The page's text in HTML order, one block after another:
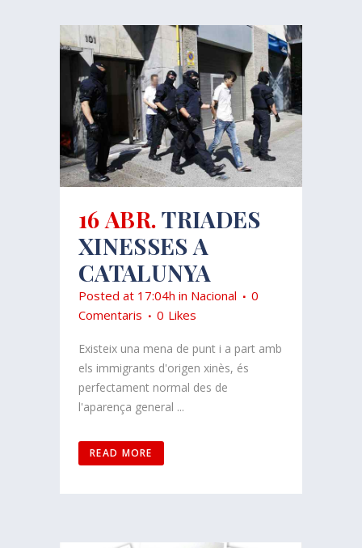
16 ABR. TRIADES
XINESSES A
CATALUNYA
Posted at 17:04h in Nacional
0
Comentaris
0 Likes
Existeix una mena de punt i a part amb
els immigrants d'origen xinès, és
perfectament normal des de
l'aparença general ...
READ MORE